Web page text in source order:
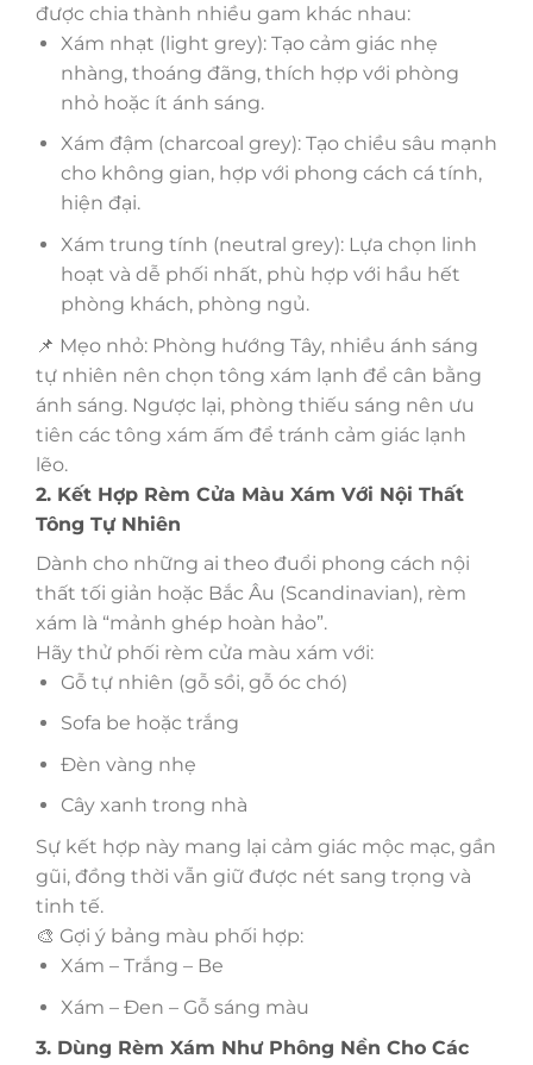
được chia thành nhiều gam khác nhau:
Xám nhạt (light grey): Tạo cảm giác nhẹ
nhàng, thoáng đãng, thích hợp với phòng
nhỏ hoặc ít ánh sáng.
Xám đậm (charcoal grey): Tạo chiều sâu mạnh
cho không gian, hợp với phong cách cá tính,
hiện đại.
Xám trung tính (neutral grey): Lựa chọn linh
hoạt và dễ phối nhất, phù hợp với hầu hết
phòng khách, phòng ngủ.
📌 Mẹo nhỏ: Phòng hướng Tây, nhiều ánh sáng
tự nhiên nên chọn tông xám lạnh để cân bằng
ánh sáng. Ngược lại, phòng thiếu sáng nên ưu
tiên các tông xám ấm để tránh cảm giác lạnh
lẽo.
2. Kết Hợp Rèm Cửa Màu Xám Với Nội Thất
Tông Tự Nhiên
Dành cho những ai theo đuổi phong cách nội
thất tối giản hoặc Bắc Âu (Scandinavian), rèm
xám là “mảnh ghép hoàn hảo”.
Hãy thử phối rèm cửa màu xám với:
Gỗ tự nhiên (gỗ sồi, gỗ óc chó)
Sofa be hoặc trắng
Đèn vàng nhẹ
Cây xanh trong nhà
Sự kết hợp này mang lại cảm giác mộc mạc, gần
gũi, đồng thời vẫn giữ được nét sang trọng và
tinh tế.
‍🎨 Gợi ý bảng màu phối hợp:
Xám – Trắng – Be
Xám – Đen – Gỗ sáng màu
3. Dùng Rèm Xám Như Phông Nền Cho Các